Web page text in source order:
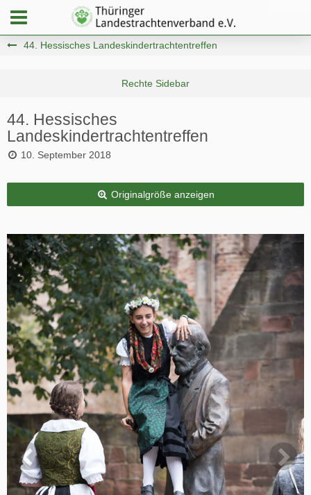
44. Hessisches Landeskindertrachtentreffen
44. Hessisches
Landeskindertrachtentreffen
10. September 2018
Originalgröße anzeigen